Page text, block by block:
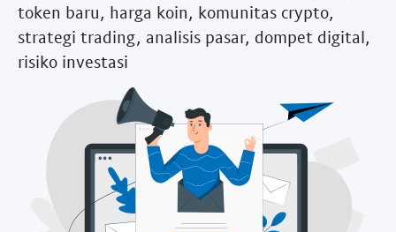
token baru, harga koin, komunitas crypto,
strategi trading, analisis pasar, dompet digital,
risiko investasi